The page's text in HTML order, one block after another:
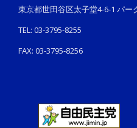
東京都世田谷区太子堂4-6-1 パー
TEL: 03-3795-8255
FAX: 03-3795-8256